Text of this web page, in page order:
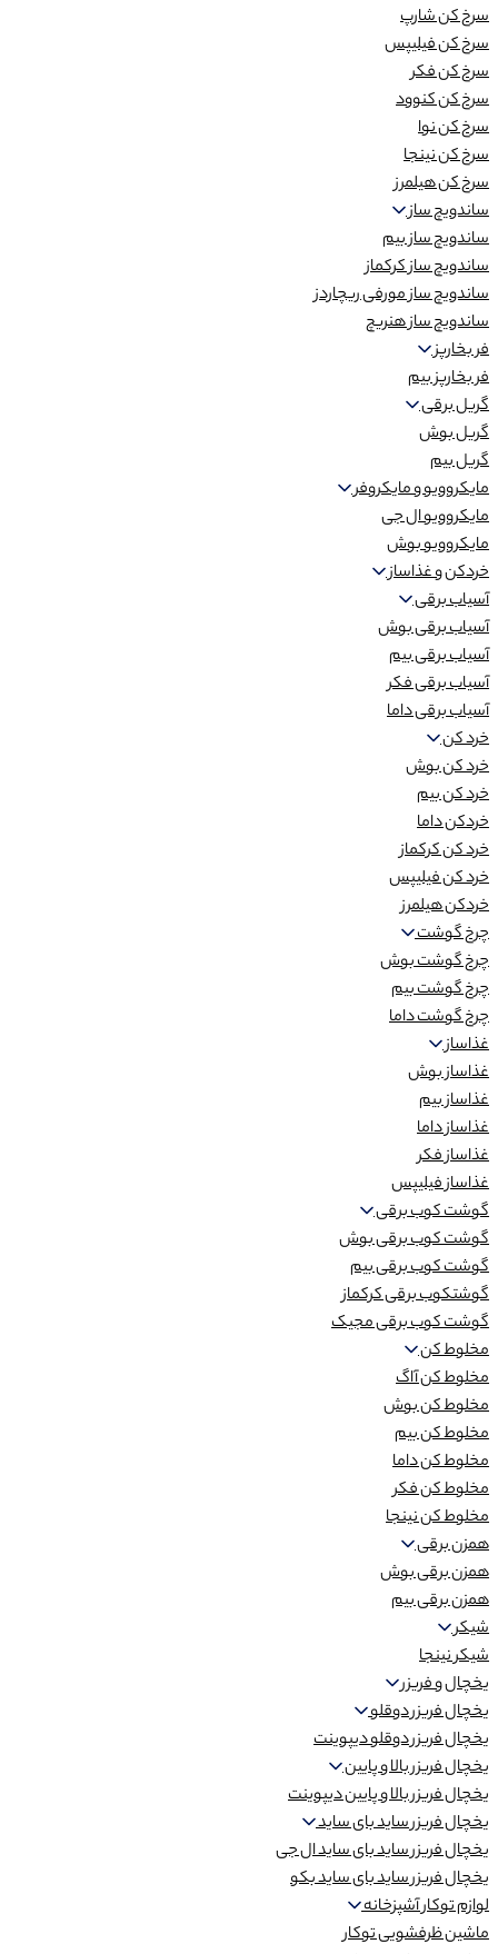
سرخ کن شارپ
سرخ کن فیلیپس
سرخ کن فکر
سرخ کن کنوود
سرخ کن نوا
سرخ کن نینجا
سرخ کن هیلمرز
ساندویچ ساز
ساندویچ ساز بیم
ساندویچ ساز کرکماز
ساندویچ ساز مورفی ریچاردز
ساندویچ ساز هنریچ
فر بخارپز
فر بخارپز بیم
گریل برقی
گریل بوش
گریل بیم
مایکروویو و مایکروفر
مایکروویو ال جی
مایکروویو بوش
خردکن و غذاساز
آسیاب برقی
آسیاب برقی بوش
آسیاب برقی بیم
آسیاب برقی فکر
آسیاب برقی داما
خرد کن
خرد کن بوش
خرد کن بیم
خردکن داما
خرد کن کرکماز
خرد کن فیلیپس
خردکن هیلمرز
چرخ گوشت
چرخ گوشت بوش
چرخ گوشت بیم
چرخ گوشت داما
غذاساز
غذاساز بوش
غذاساز بیم
غذاساز داما
غذاساز فکر
غذاساز فیلیپس
گوشت کوب برقی
گوشت کوب برقی بوش
گوشت کوب برقی بیم
گوشتکوب برقی کرکماز
گوشت کوب برقی مجیک
مخلوط کن
مخلوط کن آاگ
مخلوط کن بوش
مخلوط کن بیم
مخلوط کن داما
مخلوط کن فکر
مخلوط کن نینجا
همزن برقی
همزن برقی بوش
همزن برقی بیم
شیکر
شیکر نینجا
یخچال و فریزر
یخچال فریزر دوقلو
یخچال فریزر دوقلو دیپوینت
یخچال فریزر بالا و پایین
یخچال فریزر بالا و پایین دیپوینت
یخچال فریزر ساید بای ساید
یخچال فریزر ساید بای ساید ال جی
یخچال فریزر ساید بای ساید بکو
لوازم توکار آشپزخانه
ماشین ظرفشویی توکار